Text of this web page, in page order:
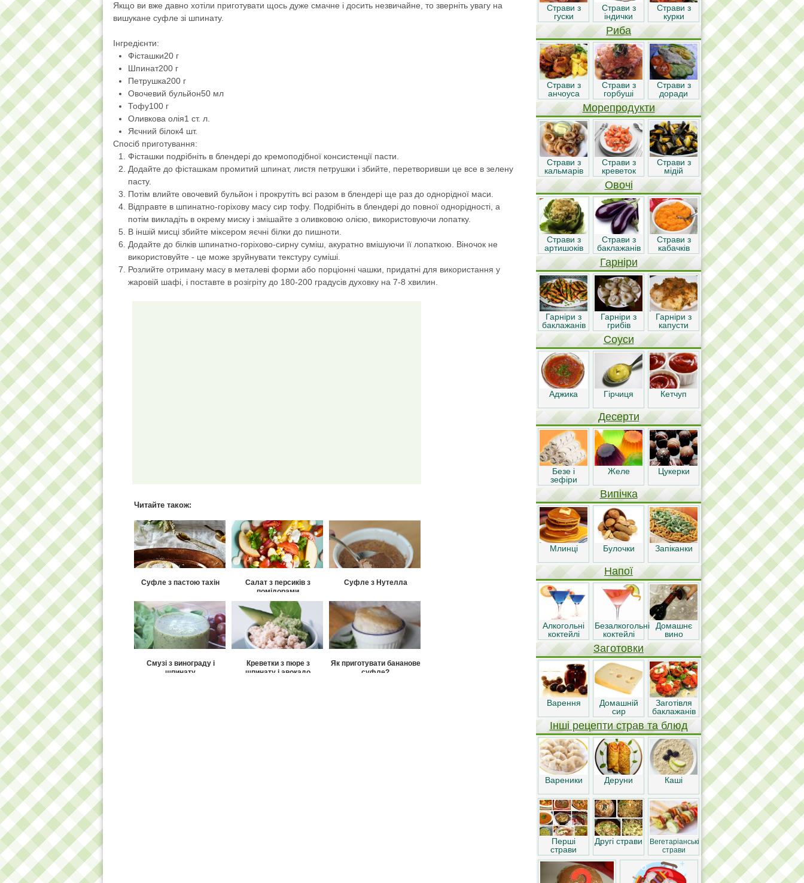
Якщо ви вже давно хотіли приготувати щось дуже смачне і досить незвичайне, то зверніть увагу на
вишукане суфле зі шпинату.
Інгредієнти:
Фісташки20 г
Шпинат200 г
Петрушка200 г
Овочевий бульйон50 мл
Тофу100 г
Оливкова олія1 ст. л.
Яєчний білок4 шт.
Спосіб приготування:
Фісташки подрібніть в блендері до кремоподібної консистенції пасти.
Додайте до фісташкам промитий шпинат, листя петрушки і збийте, перетворивши це все в зелену
пасту.
Потім влийте овочевий бульйон і прокрутіть всі разом в блендері ще раз до однорідної маси.
Відправте в шпинатно-горіхову масу сир тофу. Подрібніть в блендері до повної однорідності, а
потім викладіть в окрему миску і змішайте з оливковою олією, використовуючи лопатку.
В іншій мисці збийте міксером яєчні білки до пишноти.
Додайте до білків шпинатно-горіхово-сирну суміш, акуратно вмішуючи її лопаткою. Віночок не
використовуйте - це може зруйнувати текстуру суміші.
Розлийте отриману масу в металеві форми або порціонні чашки, придатні для використання у
жаровій шафі, і поставте в розігріту до 180-200 градусів духовку на 7-8 хвилин.
Читайте також:
Суфле з пастою тахін
Салат з персиків з
помідорами
Суфле з Нутелла
Смузі з винограду і
шпинату
Креветки з пюре з
шпинату і авокадо
Як приготувати бананове
суфле?
Страви з
гуски
Страви з
індички
Страви з
курки
Риба
Страви з
анчоуса
Страви з
горбуші
Страви з
доради
Морепродукти
Страви з
кальмарів
Страви з
креветок
Страви з
мідій
Овочі
Страви з
артишоків
Страви з
баклажанів
Страви з
кабачків
Гарніри
Гарніри з
баклажанів
Гарніри з
грибів
Гарніри з
капусти
Соуси
Аджика Гірчиця Кетчуп
Десерти
Безе і
зефіри
Желе Цукерки
Випічка
Млинці Булочки Запіканки
Напої
Алкогольні
коктейлі
Безалкогольні
коктейлі
Домашнє
вино
Заготовки
Варення
Домашній
сир
Заготівля
баклажанів
Інші рецепти страв та блюд
Вареники Деруни Каші
Перші
страви
Другі страви
Вегетаріанські
страви